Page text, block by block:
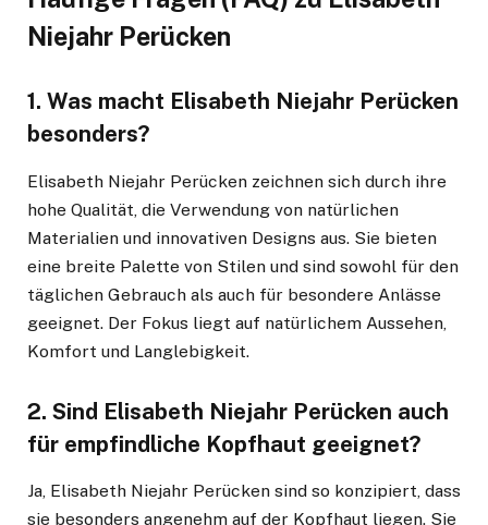
Niejahr Perücken
1. Was macht Elisabeth Niejahr Perücken
besonders?
Elisabeth Niejahr Perücken zeichnen sich durch ihre
hohe Qualität, die Verwendung von natürlichen
Materialien und innovativen Designs aus. Sie bieten
eine breite Palette von Stilen und sind sowohl für den
täglichen Gebrauch als auch für besondere Anlässe
geeignet. Der Fokus liegt auf natürlichem Aussehen,
Komfort und Langlebigkeit.
2. Sind Elisabeth Niejahr Perücken auch
für empfindliche Kopfhaut geeignet?
Ja, Elisabeth Niejahr Perücken sind so konzipiert, dass
sie besonders angenehm auf der Kopfhaut liegen. Sie